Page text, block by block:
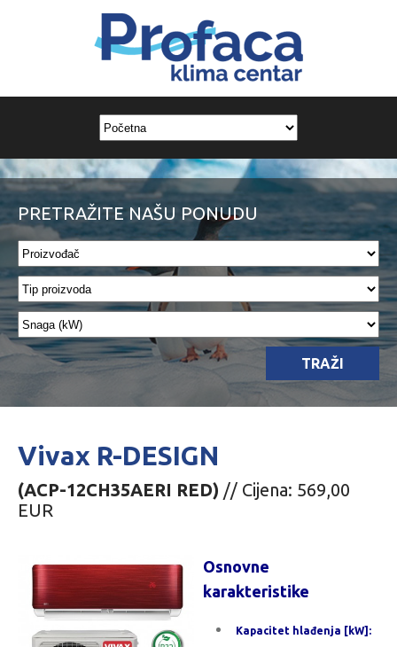
PRETRAŽITE NAŠU PONUDU
TRAŽI
Vivax R-DESIGN
(ACP-12CH35AERI RED) // Cijena: 569,00
EUR
Osnovne
karakteristike
Kapacitet hlađenja [kW]: